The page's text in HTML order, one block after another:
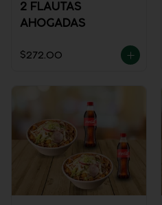
2 FLAUTAS
AHOGADAS
$272.00